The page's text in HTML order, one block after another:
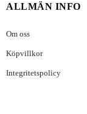
ALLMÄN INFO
Om oss
Köpvillkor
Integritetspolicy